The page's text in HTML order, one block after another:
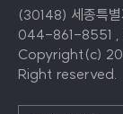
(30148) 세종특
044-861-8551
Copyright(c)
Right reserved.